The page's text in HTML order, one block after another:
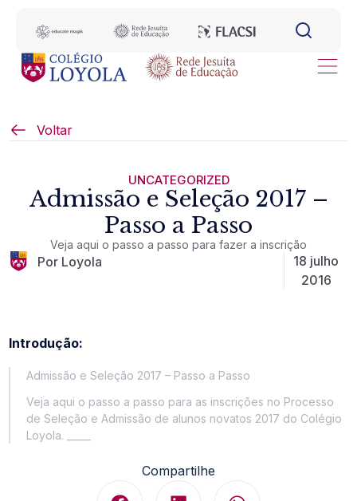
Voltar
UNCATEGORIZED
Admissão e Seleção 2017 –
Passo a Passo
Veja aqui o passo a passo para fazer a inscrição
Por Loyola
18 julho
2016
Introdução:
Admissão e Seleção 2017 – Passo a Passo
Veja aqui o passo a passo para as inscrições no Processo
de Seleção e Admissão de alunos novatos 2017 do Colégio
Loyola. _____
Compartilhe